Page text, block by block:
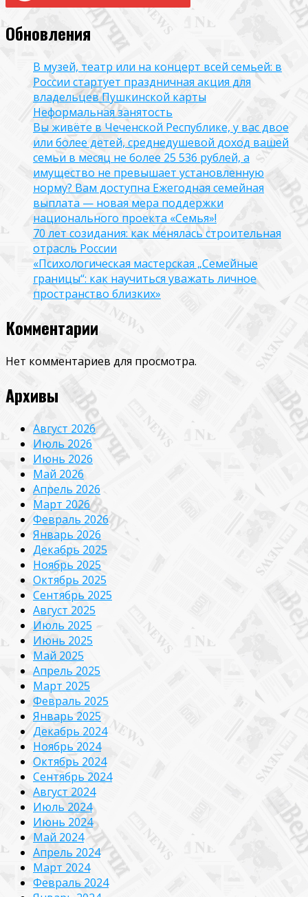
Обновления
В музей, театр или на концерт всей семьей: в
России стартует праздничная акция для
владельцев Пушкинской карты
Неформальная занятость
Вы живёте в Чеченской Республике, у вас двое
или более детей, среднедушевой доход вашей
семьи в месяц не более 25 536 рублей, а
имущество не превышает установленную
норму? Вам доступна Ежегодная семейная
выплата — новая мера поддержки
национального проекта «Семья»!
70 лет созидания: как менялась строительная
отрасль России
«Психологическая мастерская „Семейные
границы“: как научиться уважать личное
пространство близких»
Комментарии
Нет комментариев для просмотра.
Архивы
Август 2026
Июль 2026
Июнь 2026
Май 2026
Апрель 2026
Март 2026
Февраль 2026
Январь 2026
Декабрь 2025
Ноябрь 2025
Октябрь 2025
Сентябрь 2025
Август 2025
Июль 2025
Июнь 2025
Май 2025
Апрель 2025
Март 2025
Февраль 2025
Январь 2025
Декабрь 2024
Ноябрь 2024
Октябрь 2024
Сентябрь 2024
Август 2024
Июль 2024
Июнь 2024
Май 2024
Апрель 2024
Март 2024
Февраль 2024